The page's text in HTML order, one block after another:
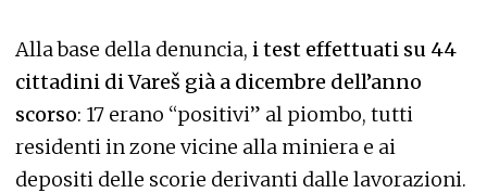
Alla base della denuncia, i test effettuati su 44
cittadini di Vareš già a dicembre dell’anno
scorso: 17 erano “positivi” al piombo, tutti
residenti in zone vicine alla miniera e ai
depositi delle scorie derivanti dalle lavorazioni.